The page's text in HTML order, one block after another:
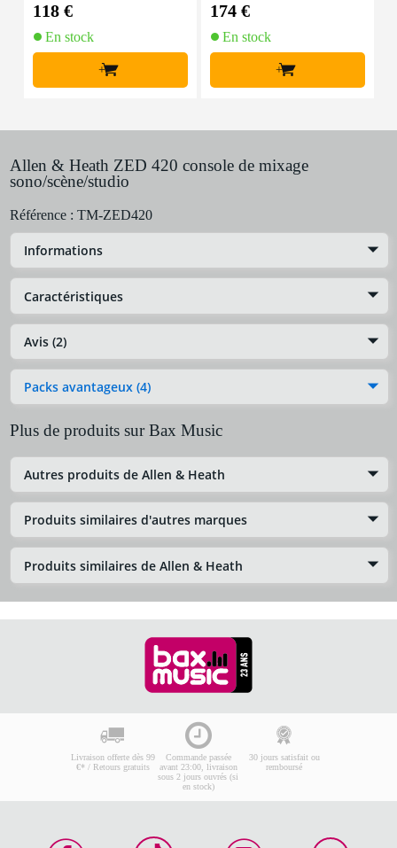
118 €
En stock
+
174 €
En stock
+
Allen & Heath ZED 420 console de mixage
sono/scène/studio
Référence : TM-ZED420
Informations
Caractéristiques
Avis (2)
Packs avantageux (4)
Plus de produits sur Bax Music
Autres produits de Allen & Heath
Produits similaires d'autres marques
Produits similaires de Allen & Heath
Livraison offerte dès 99
€* / Retours gratuits
Commande passée
avant 23:00, livraison
sous 2 jours ouvrés (si
en stock)
30 jours satisfait ou
remboursé